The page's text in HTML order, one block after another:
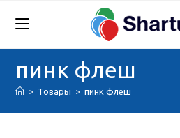
пинк флеш
> Товары > пинк флеш